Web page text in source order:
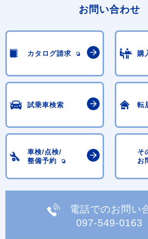
お問い合わせ
カタログ請求 購
試乗車検索 転
車検/点検/
整備予約
そ
お
電話でのお問い
097-549-0163